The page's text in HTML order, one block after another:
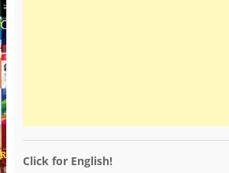
Click for English!